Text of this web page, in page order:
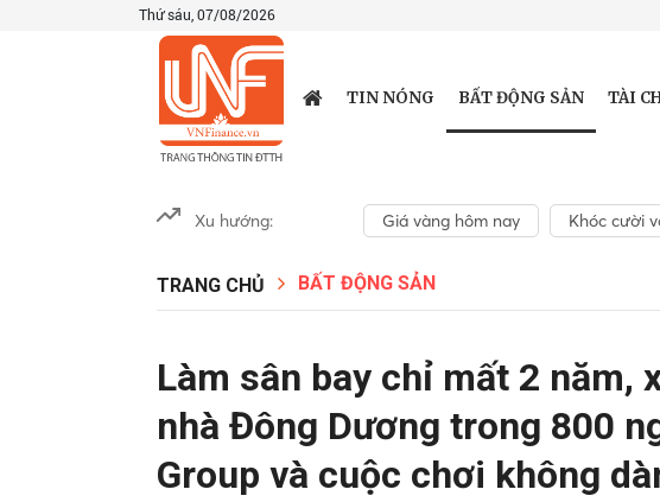
Thứ sáu, 07/08/2026
TIN NÓNG BẤT ĐỘNG SẢN TÀI
Xu hướng: Giá vàng hôm nay Khóc cười
TRANG CHỦ BẤT ĐỘNG SẢN
Làm sân bay chỉ mất 2 năm,
nhà Đông Dương trong 800
Group và cuộc chơi không